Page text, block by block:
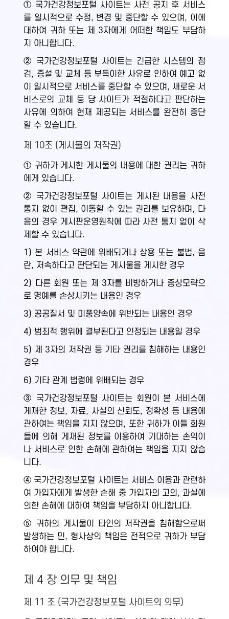
① 국가건강정보포털 사이트는 사전 공지 후 서비스
를 일시적으로 수정, 변경 및 중단할 수 있으며, 이에
대하여 귀하 또는 제 3자에게 어떠한 책임도 부담하
지 아니합니다.
② 국가건강정보포털 사이트는 긴급한 시스템의 점
검, 증설 및 교체 등 부득이한 사유로 인하여 예고 없
이 일시적으로 서비스를 중단할 수 있으며, 새로운 서
비스로의 교체 등 당 사이트가 적절하다고 판단하는
사유에 의하여 현재 제공되는 서비스를 완전히 중단
할 수 있습니다.
제 10조 (게시물의 저작권)
① 귀하가 게시한 게시물의 내용에 대한 권리는 귀하
에게 있습니다.
② 국가건강정보포털 사이트는 게시된 내용을 사전
통지 없이 편집, 이동할 수 있는 권리를 보유하며, 다
음의 경우 게시판운영원칙에 따라 사전 통지 없이 삭
제할 수 있습니다.
1) 본 서비스 약관에 위배되거나 상용 또는 불법, 음
란, 저속하다고 판단되는 게시물을 게시한 경우
2) 다른 회원 또는 제 3자를 비방하거나 중상모략으
로 명예를 손상시키는 내용인 경우
3) 공공질서 및 미풍양속에 위반되는 내용인 경우
4) 범죄적 행위에 결부된다고 인정되는 내용일 경우
5) 제 3자의 저작권 등 기타 권리를 침해하는 내용인
경우
6) 기타 관계 법령에 위배되는 경우
③ 국가건강정보포털 사이트는 회원이 본 서비스에
게재한 정보, 자료, 사실의 신뢰도, 정확성 등 내용에
관하여는 책임을 지지 않으며, 또한 귀하가 이들 회원
들에 의해 게재된 정보를 이용하여 기대하는 손익이
나 서비스로 인한 손해에 관하여는 책임을 지지 않습
니다.
④ 국가건강정보포털 사이트는 서비스 이용과 관련하
여 가입자에게 발생한 손해 중 가입자의 고의, 과실에
의한 손해에 대하여 책임을 부담하지 아니합니다.
⑤ 귀하의 게시물이 타인의 저작권을 침해함으로써
발생하는 민, 형사상의 책임은 전적으로 귀하가 부담
하여야 합니다.
제 4 장 의무 및 책임
제 11 조 (국가건강정보포털 사이트의 의무)